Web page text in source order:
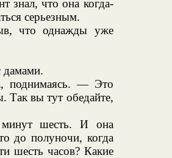
знал, что она когда-
серьезным.
что однажды уже
дамами.
поднимаясь. — Это
Так вы тут обедайте,
шесть. И она
до полуночи, когда
шесть часов? Какие